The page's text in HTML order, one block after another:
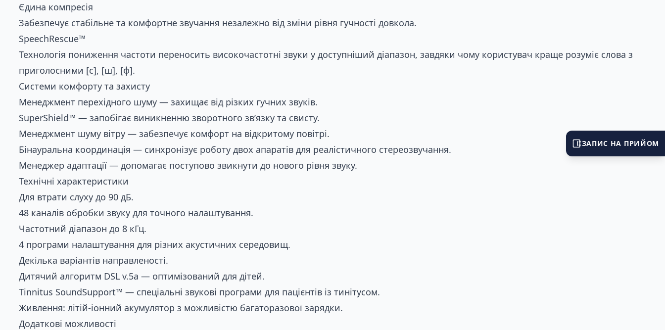
ЗАПИС НА ПРИЙОМ
Єдина компресія
Забезпечує стабільне та комфортне звучання незалежно від зміни рівня гучності довкола.
SpeechRescue™
Технологія пониження частоти переносить високочастотні звуки у доступніший діапазон, завдяки чому користувач краще розуміє слова з
приголосними [с], [ш], [ф].
Системи комфорту та захисту
Менеджмент перехідного шуму — захищає від різких гучних звуків.
SuperShield™ — запобігає виникненню зворотного зв’язку та свисту.
Менеджмент шуму вітру — забезпечує комфорт на відкритому повітрі.
Бінауральна координація — синхронізує роботу двох апаратів для реалістичного стереозвучання.
Менеджер адаптації — допомагає поступово звикнути до нового рівня звуку.
Технічні характеристики
Для втрати слуху до 90 дБ.
48 каналів обробки звуку для точного налаштування.
Частотний діапазон до 8 кГц.
4 програми налаштування для різних акустичних середовищ.
Декілька варіантів направленості.
Дитячий алгоритм DSL v.5a — оптимізований для дітей.
Tinnitus SoundSupport™ — спеціальні звукові програми для пацієнтів із тинітусом.
Живлення: літій-іонний акумулятор з можливістю багаторазової зарядки.
Додаткові можливості
Замовити консультацію по
Слуховий апарат Jet PX 2 miniBTE R